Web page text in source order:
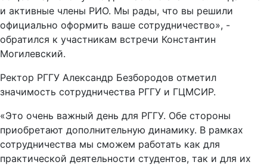
и активные члены РИО. Мы рады, что вы решили
официально оформить ваше сотрудничество», -
обратился к участникам встречи Константин
Могилевский.
Ректор РГГУ Александр Безбородов отметил
значимость сотрудничества РГГУ и ГЦМСИР.
«Это очень важный день для РГГУ. Обе стороны
приобретают дополнительную динамику. В рамках
сотрудничества мы сможем работать как для
практической деятельности студентов, так и для их